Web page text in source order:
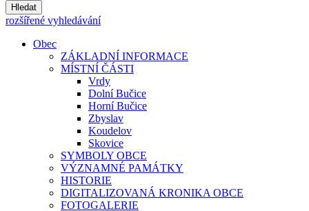
Hledat
rozšířené vyhledávání
Obec
ZÁKLADNÍ INFORMACE
MÍSTNÍ ČÁSTI
Vrdy
Dolní Bučice
Horní Bučice
Zbyslav
Koudelov
Skovice
SYMBOLY OBCE
VÝZNAMNÉ PAMÁTKY
HISTORIE
DIGITALIZOVANÁ KRONIKA OBCE
FOTOGALERIE